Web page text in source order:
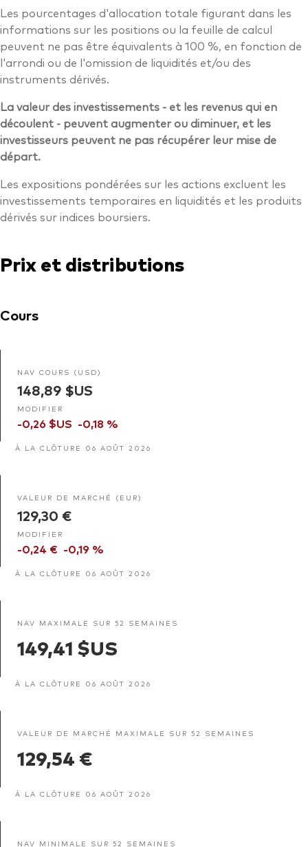
Les pourcentages d'allocation totale figurant dans les
informations sur les positions ou la feuille de calcul
peuvent ne pas être équivalents à 100 %, en fonction de
l'arrondi ou de l'omission de liquidités et/ou des
instruments dérivés.
La valeur des investissements - et les revenus qui en
découlent - peuvent augmenter ou diminuer, et les
investisseurs peuvent ne pas récupérer leur mise de
départ.
Les expositions pondérées sur les actions excluent les
investissements temporaires en liquidités et les produits
dérivés sur indices boursiers.
Prix et distributions
Cours
NAV COURS (USD)
148,89 $US
MODIFIER
-0,26 $US -0,18 %
À LA CLÔTURE 06 AOÛT 2026
VALEUR DE MARCHÉ (EUR)
129,30 €
MODIFIER
-0,24 € -0,19 %
À LA CLÔTURE 06 AOÛT 2026
NAV MAXIMALE SUR 52 SEMAINES
149,41 $US
À LA CLÔTURE 06 AOÛT 2026
VALEUR DE MARCHÉ MAXIMALE SUR 52 SEMAINES
129,54 €
À LA CLÔTURE 06 AOÛT 2026
NAV MINIMALE SUR 52 SEMAINES